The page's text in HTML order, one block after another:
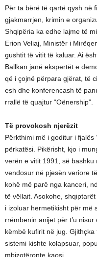
Për ta bërë të qartë qysh në
gjakmarrjen, krimin e
Shqipëria ka edhe lajme të
Erion Veliaj, Ministër i
gushtit të vitit të kaluar. Ai
Ballkan janë ekspertët e
që i çojnë përpara gjërat, të
esh dhe konferencash të
rrallë të quajtur “Oënership”.
Të provokosh njerëzit
Përkthimi më i goditur i fjalës
përkatësi. Pikërisht, kjo i
verën e vitit 1991, së bashku
vendosur në pjesën veriore
kohë më parë nga kanceri,
të vëllait. Asokohe,
i izoluar hermetikisht për më
rrëmbenin anijet për t’u
këmbë kufirit në jug.
sistemi kishte kolapsuar,
mbizotëronte kaosi.